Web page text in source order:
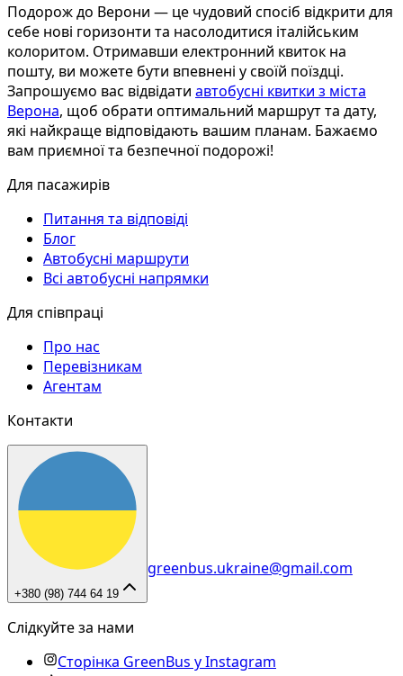
Подорож до Верони — це чудовий спосіб відкрити для
себе нові горизонти та насолодитися італійським
колоритом. Отримавши електронний квиток на
пошту, ви можете бути впевнені у своїй поїздці.
Запрошуємо вас відвідати автобусні квитки з міста
Верона, щоб обрати оптимальний маршрут та дату,
які найкраще відповідають вашим планам. Бажаємо
вам приємної та безпечної подорожі!
Для пасажирів
Питання та відповіді
Блог
Автобусні маршрути
Всі автобусні напрямки
Для співпраці
Про нас
Перевізникам
Агентам
Контакти
+380 (98) 744 64 19
greenbus.ukraine@gmail.com
Слідкуйте за нами
Сторінка GreenBus у Instagram